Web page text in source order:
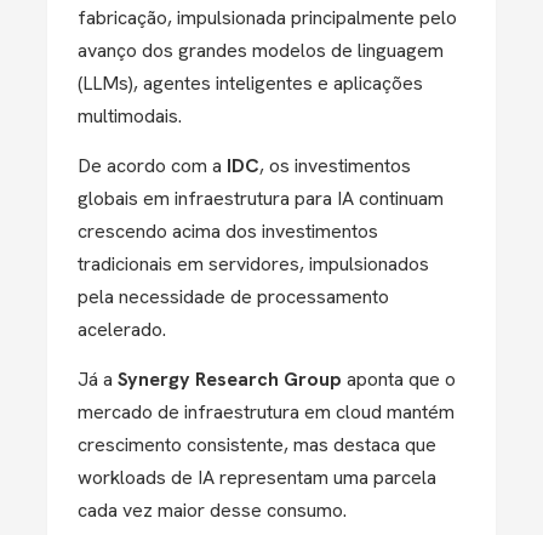
fabricação, impulsionada principalmente pelo
avanço dos grandes modelos de linguagem
(LLMs), agentes inteligentes e aplicações
multimodais.
De acordo com a IDC, os investimentos
globais em infraestrutura para IA continuam
crescendo acima dos investimentos
tradicionais em servidores, impulsionados
pela necessidade de processamento
acelerado.
Já a Synergy Research Group aponta que o
mercado de infraestrutura em cloud mantém
crescimento consistente, mas destaca que
workloads de IA representam uma parcela
cada vez maior desse consumo.